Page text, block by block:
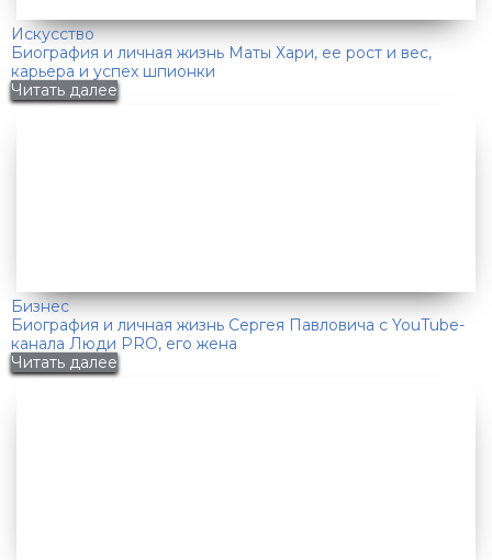
Искусство
Биография и личная жизнь Маты Хари, ее рост и вес,
карьера и успех шпионки
Читать далее
Бизнес
Биография и личная жизнь Сергея Павловича с YouTube-
канала Люди PRO, его жена
Читать далее